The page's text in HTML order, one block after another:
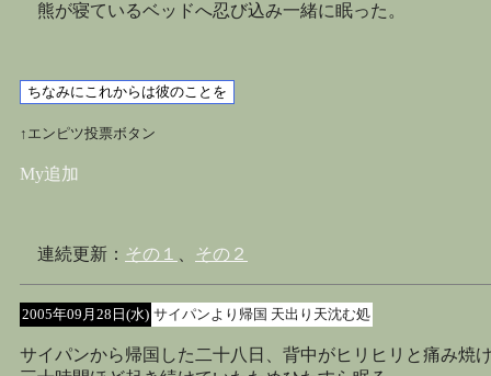
熊が寝ているベッドへ忍び込み一緒に眠った。
↑エンピツ投票ボタン
My追加
連続更新： その１ その２
2005年09月28日(水) サイパンより帰国 天出り天沈む処
サイパンから帰国した二十八日、背中がヒリヒリと痛み焼